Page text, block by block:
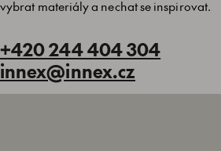
vybrat materiály a nechat se inspirovat.
+420 244 404 304
innex@innex.cz